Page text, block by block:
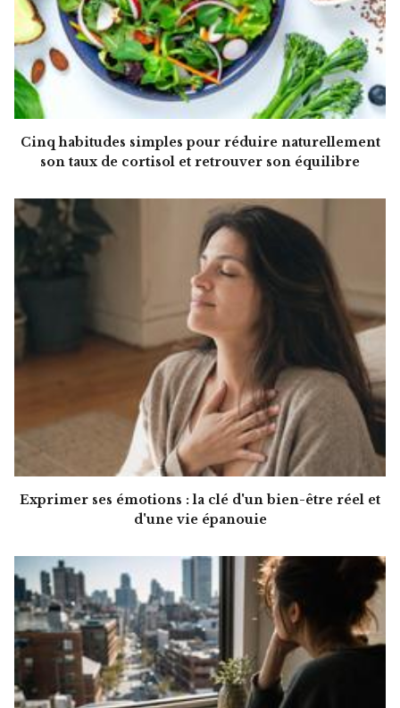
Cinq habitudes simples pour réduire naturellement
son taux de cortisol et retrouver son équilibre
Exprimer ses émotions : la clé d'un bien-être réel et
d'une vie épanouie